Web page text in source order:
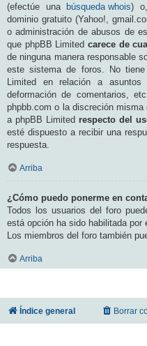
(efectúe una
búsqueda whois)
dominio gratuito (Yahoo!,
o administración de abusos de
que phpBB Limited carece de
de ninguna manera responsable
este sistema de foros. No
Limited en relación a asuntos
deformación de comentarios,
phpbb.com o la discreción
a phpBB Limited respecto del
esté dispuesto a recibir una
respuesta.
Arriba
¿Cómo puedo ponerme en
Todos los usuarios del foro
está opción ha sido habilitada por
Los miembros del foro también
Arriba
Índice general Borrar